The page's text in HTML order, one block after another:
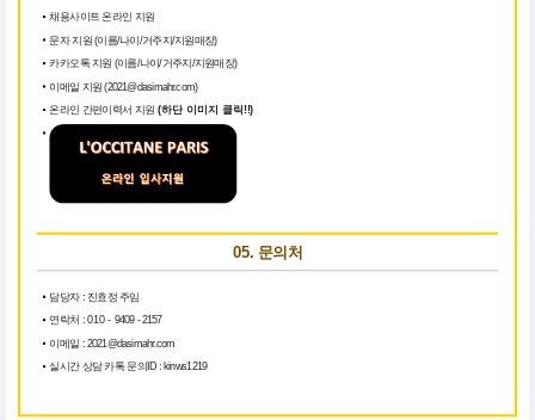
채용사이트 온라인 지원
문자 지원 (이름/나이/거주지/지원매장)
카카오톡 지원 (이름/나이/거주지/지원매장)
이메일 지원 (2021@dasimahr.com)
온라인 간편이력서 지원 (하단 이미지 클릭!!)
05. 문의처
담당자 : 진효정 주임
연락처 : 010 - 9409 - 2157
이메일 : 2021@dasimahr.com
실시간 상담 카톡 문의ID : kinws1219